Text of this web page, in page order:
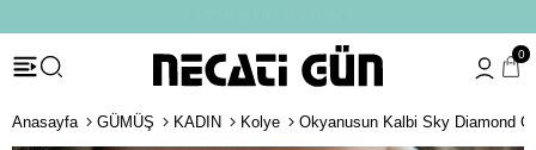
0
Anasayfa GÜMÜŞ KADIN Kolye Okyanusun Kalbi Sky Diamond